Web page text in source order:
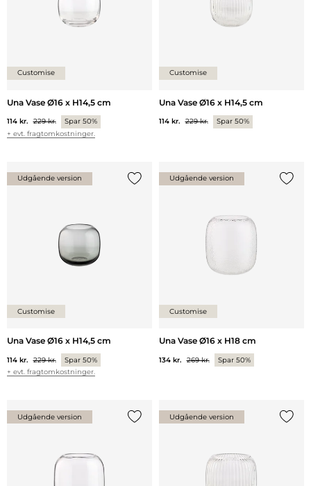
Customise
Una Vase Ø16 x H14,5 cm
114 kr. 229 kr.
Spar 50%
+ evt. fragtomkostninger.
Customise
Una Vase Ø16 x H14,5 cm
114 kr. 229 kr. Spar 50%
Udgående version
Customise
Una Vase Ø16 x H14,5 cm
114 kr. 229 kr.
Spar 50%
+ evt. fragtomkostninger.
Udgående version
Customise
Una Vase Ø16 x H18 cm
134 kr. 269 kr. Spar 50%
Udgående version Udgående version